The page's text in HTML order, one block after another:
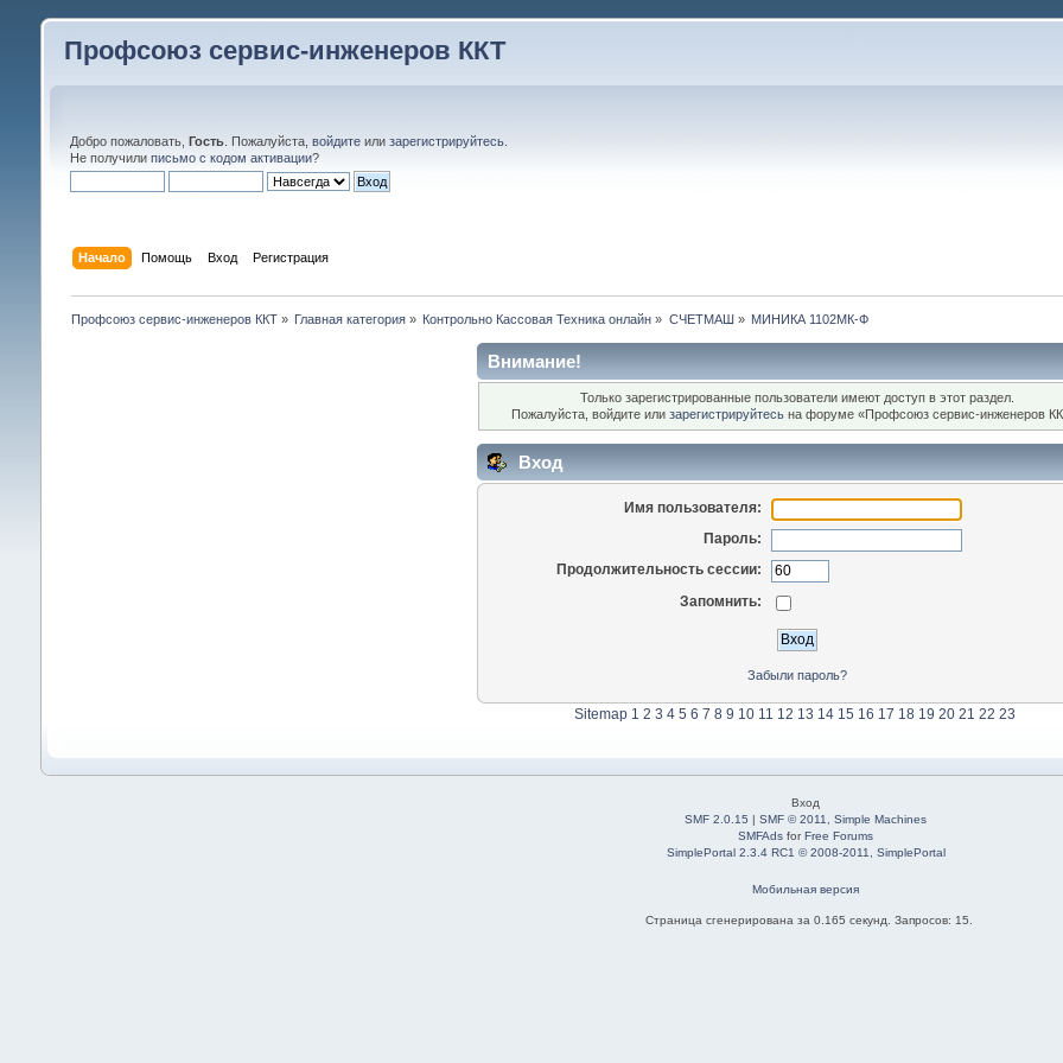
Профсоюз сервис-инженеров ККТ
Добро пожаловать, Гость. Пожалуйста, войдитеили зарегистрируйтесь.
Не получили письмо с кодом активации?
Начало Помощь Вход Регистрация
Профсоюз сервис-инженеров ККТ» Главная категория » Контрольно Кассовая Техника онлайн » СЧЕТМАШ» МИНИКА 1102МК-Ф
Внимание!
Только зарегистрированные пользователи имеют доступ в этот раздел.
Пожалуйста, войдите илизарегистрируйтесь на форуме «Профсоюз сервис-инженеров
Вход
Имя пользователя:
Пароль:
Продолжительность сессии:
Запомнить:
Забыли пароль?
Sitemap 1 2 3 4 5 6 7 8 9 10 11 12 13 14 15 16 17 18 19 20 21 22 23
Вход
SMF 2.0.15 |SMF © 2011 ,Simple Machines
SMFAds forFree Forums
SimplePortal 2.3.4 RC1 © 2008-2011, SimplePortal
Мобильная версия
Страница сгенерирована за 0.165 секунд. Запросов: 15.